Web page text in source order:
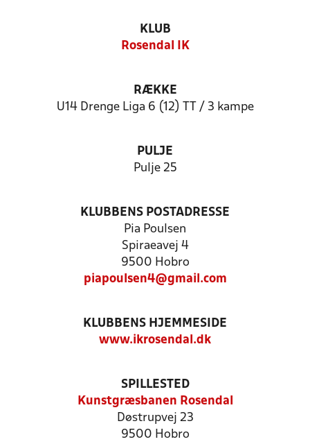
KLUB
Rosendal IK
RÆKKE
U14 Drenge Liga 6 (12) TT / 3 kampe
PULJE
Pulje 25
KLUBBENS POSTADRESSE
Pia Poulsen
Spiraeavej 4
9500 Hobro
piapoulsen4@gmail.com
KLUBBENS HJEMMESIDE
www.ikrosendal.dk
SPILLESTED
Kunstgræsbanen Rosendal
Døstrupvej 23
9500 Hobro